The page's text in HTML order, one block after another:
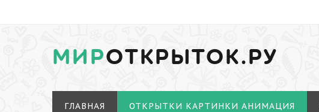
МИРОТКРЫТОК.РУ
ГЛАВНАЯ ОТКРЫТКИ КАРТИНКИ АНИМАЦИЯ